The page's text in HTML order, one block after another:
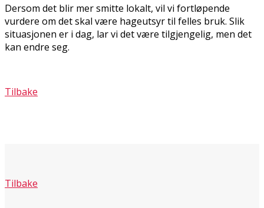
Dersom det blir mer smitte lokalt, vil vi fortløpende
vurdere om det skal være hageutsyr til felles bruk. Slik
situasjonen er i dag, lar vi det være tilgjengelig, men det
kan endre seg.
Tilbake
Tilbake